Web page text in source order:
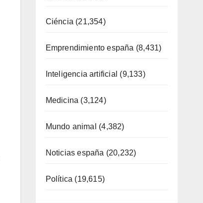
Ciéncia (21,354)
Emprendimiento españa (8,431)
Inteligencia artificial (9,133)
Medicina (3,124)
Mundo animal (4,382)
Noticias españa (20,232)
Política (19,615)